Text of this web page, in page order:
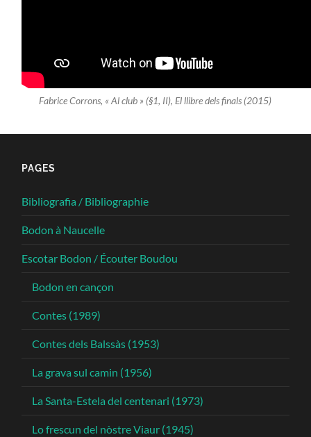
Fabrice Corrons, « Al club » (§1, II), El llibre dels finals (2015)
PAGES
Bibliografia / Bibliographie
Bodon à Naucelle
Escotar Bodon / Écouter Boudou
Bodon en cançon
Contes (1989)
Contes dels Balssàs (1953)
La grava sul camin (1956)
La Santa-Estela del centenari (1973)
Lo frescun del nòstre Viaur (1945)